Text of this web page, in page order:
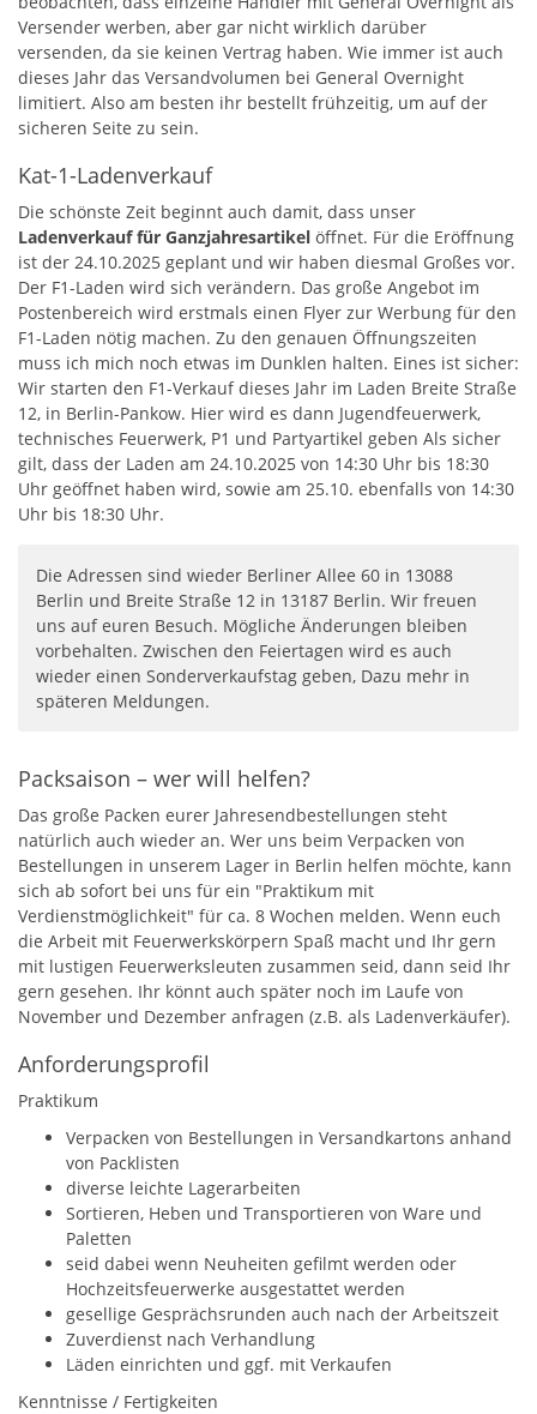
Versender werben, aber gar nicht wirklich darüber
versenden, da sie keinen Vertrag haben. Wie immer ist auch
dieses Jahr das Versandvolumen bei General Overnight
limitiert. Also am besten ihr bestellt frühzeitig, um auf der
sicheren Seite zu sein.
Kat-1-Ladenverkauf
Die schönste Zeit beginnt auch damit, dass unser
Ladenverkauf für Ganzjahresartikel öffnet. Für die Eröffnung
ist der 24.10.2025 geplant und wir haben diesmal Großes vor.
Der F1-Laden wird sich verändern. Das große Angebot im
Postenbereich wird erstmals einen Flyer zur Werbung für den
F1-Laden nötig machen. Zu den genauen Öffnungszeiten
muss ich mich noch etwas im Dunklen halten. Eines ist sicher:
Wir starten den F1-Verkauf dieses Jahr im Laden Breite Straße
12, in Berlin-Pankow. Hier wird es dann Jugendfeuerwerk,
technisches Feuerwerk, P1 und Partyartikel geben Als sicher
gilt, dass der Laden am 24.10.2025 von 14:30 Uhr bis 18:30
Uhr geöffnet haben wird, sowie am 25.10. ebenfalls von 14:30
Uhr bis 18:30 Uhr.
Die Adressen sind wieder Berliner Allee 60 in 13088
Berlin und Breite Straße 12 in 13187 Berlin. Wir freuen
uns auf euren Besuch. Mögliche Änderungen bleiben
vorbehalten. Zwischen den Feiertagen wird es auch
wieder einen Sonderverkaufstag geben, Dazu mehr in
späteren Meldungen.
Packsaison – wer will helfen?
Das große Packen eurer Jahresendbestellungen steht
natürlich auch wieder an. Wer uns beim Verpacken von
Bestellungen in unserem Lager in Berlin helfen möchte, kann
sich ab sofort bei uns für ein "Praktikum mit
Verdienstmöglichkeit" für ca. 8 Wochen melden. Wenn euch
die Arbeit mit Feuerwerkskörpern Spaß macht und Ihr gern
mit lustigen Feuerwerksleuten zusammen seid, dann seid Ihr
gern gesehen. Ihr könnt auch später noch im Laufe von
November und Dezember anfragen (z.B. als Ladenverkäufer).
Anforderungsprofil
Praktikum
Verpacken von Bestellungen in Versandkartons anhand
von Packlisten
diverse leichte Lagerarbeiten
Sortieren, Heben und Transportieren von Ware und
Paletten
seid dabei wenn Neuheiten gefilmt werden oder
Hochzeitsfeuerwerke ausgestattet werden
gesellige Gesprächsrunden auch nach der Arbeitszeit
Zuverdienst nach Verhandlung
Läden einrichten und ggf. mit Verkaufen
Kenntnisse / Fertigkeiten